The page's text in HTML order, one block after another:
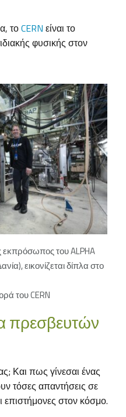
τοCERN είναι το
φυσικής στον
του ALPHA
εικονίζεται δίπλα στο
του CERN
πρεσβευτών
Και πως γίνεσαι ένας
τόσες απαντήσεις σε
επιστήμονες στον κόσμο.